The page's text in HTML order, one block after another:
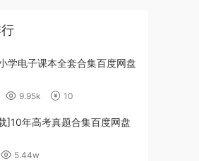
学电子课本全套合集百度网盘
9.95k 10
]10年高考真题合集百度网盘
5.44w